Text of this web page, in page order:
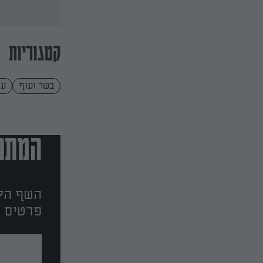
קטגוריות
בשר ועוף
השף
פרטים